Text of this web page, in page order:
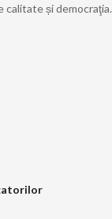
calitate și democraţia.